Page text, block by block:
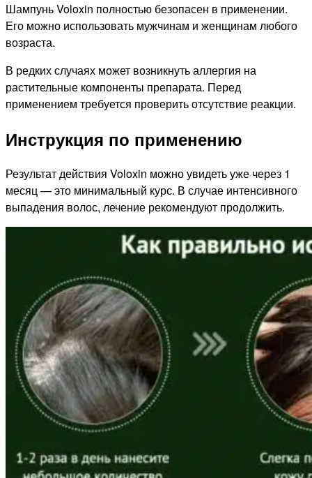
Шампунь Voloxin полностью безопасен в применении.
Его можно использовать мужчинам и женщинам любого
возраста.
В редких случаях может возникнуть аллергия на
растительные компоненты препарата. Перед
применением требуется проверить отсутствие реакции.
Инструкция по применению
Результат действия Voloxin можно увидеть уже через 1
месяц — это минимальный курс. В случае интенсивного
выпадения волос, лечение рекомендуют продолжить.